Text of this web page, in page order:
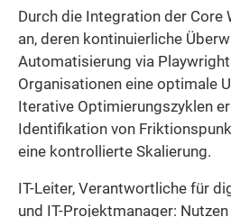
Durch die Integration der Core
an, deren kontinuierliche
Automatisierung via
Organisationen eine optimale
Iterative Optimierungszyklen
Identifikation von
eine kontrollierte Skalierung.
IT-Leiter, Verantwortliche für
und IT-Projektmanager: